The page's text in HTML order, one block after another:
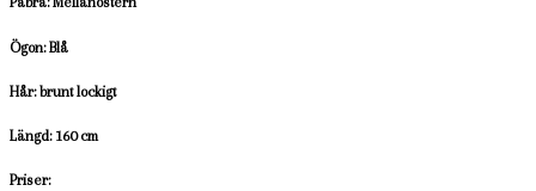
Ögon: Blå
Hår: brunt lockigt
Längd: 160 cm
Priser: